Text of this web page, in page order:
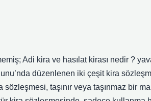
Adi kira ve hasılat kirası nedir ?
düzenlenen iki çeşit kira
taşınır veya taşınmaz bir